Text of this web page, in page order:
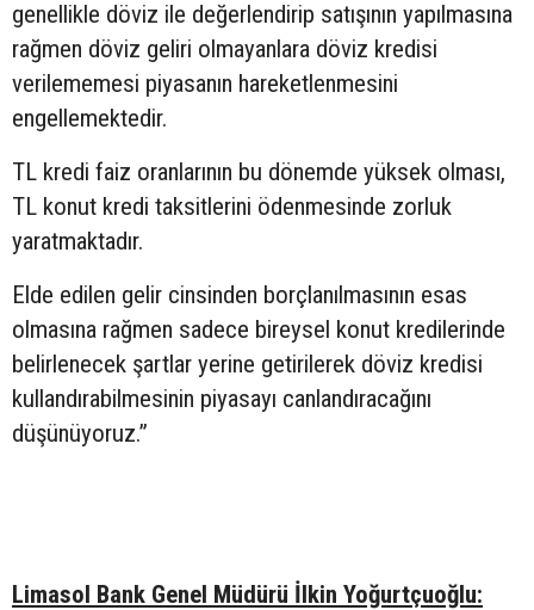
genellikle döviz ile değerlendirip satışının yapılmasına
rağmen döviz geliri olmayanlara döviz kredisi
verilememesi piyasanın hareketlenmesini
engellemektedir.
TL kredi faiz oranlarının bu dönemde yüksek olması,
TL konut kredi taksitlerini ödenmesinde zorluk
yaratmaktadır.
Elde edilen gelir cinsinden borçlanılmasının esas
olmasına rağmen sadece bireysel konut kredilerinde
belirlenecek şartlar yerine getirilerek döviz kredisi
kullandırabilmesinin piyasayı canlandıracağını
düşünüyoruz.”
Limasol Bank Genel Müdürü İlkin Yoğurtçuoğlu: